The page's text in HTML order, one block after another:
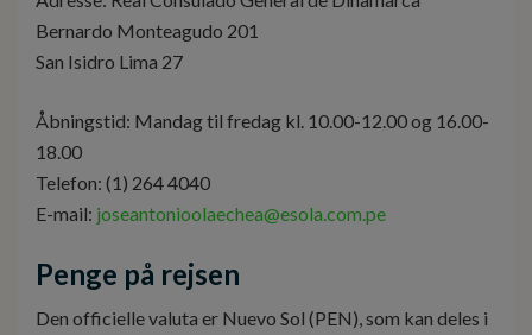
Bernardo Monteagudo 201
San Isidro Lima 27
Åbningstid: Mandag til fredag kl. 10.00-12.00 og 16.00-
18.00
Telefon: (1) 264 4040
E-mail: joseantonioolaechea@esola.com.pe
Penge på rejsen
Den officielle valuta er Nuevo Sol (PEN), som kan deles i